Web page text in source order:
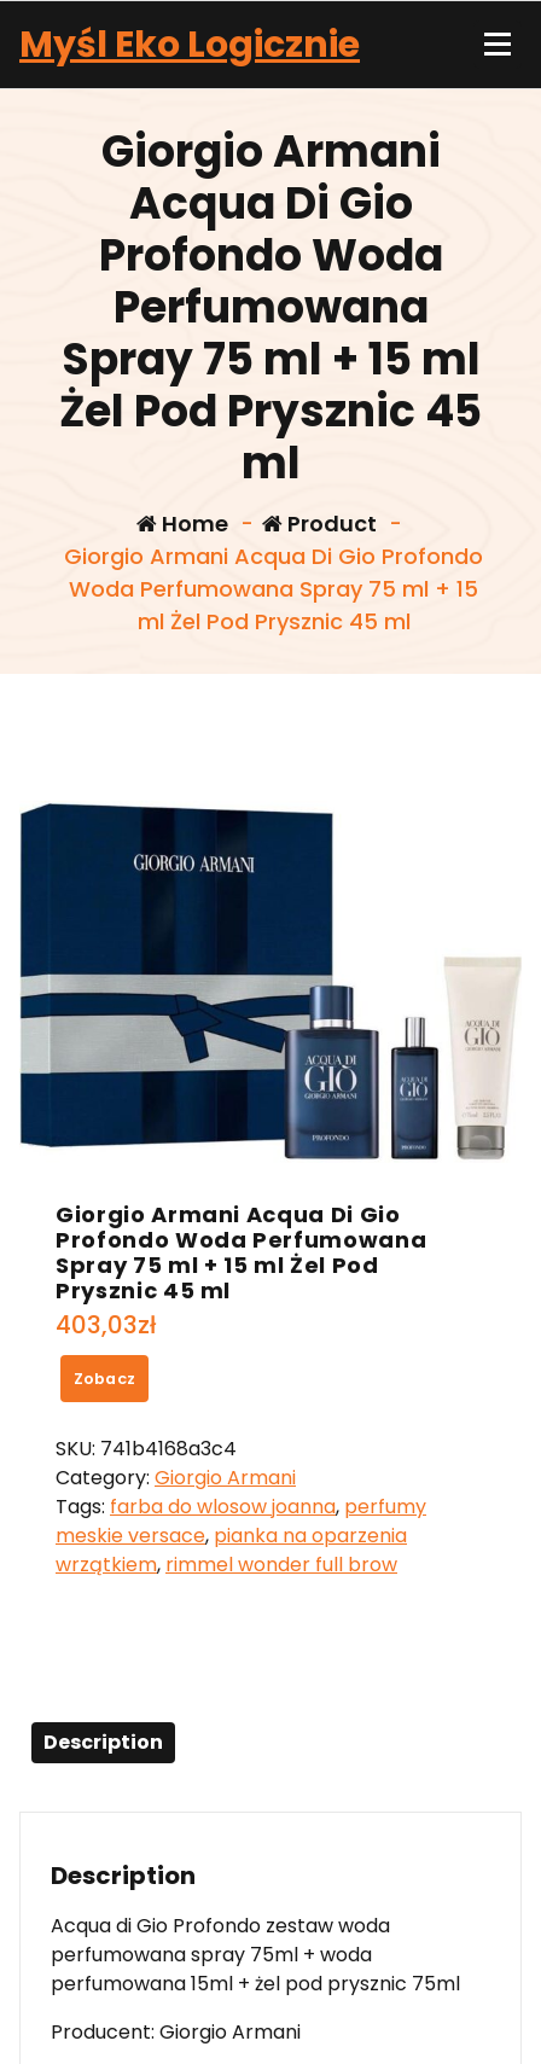
content
Myśl Eko Logicznie
Giorgio Armani
Acqua Di Gio
Profondo Woda
Perfumowana
Spray 75 ml + 15 ml
Żel Pod Prysznic 45
ml
Home- Product -
Giorgio Armani Acqua Di Gio Profondo
Woda Perfumowana Spray 75 ml + 15
ml Żel Pod Prysznic 45 ml
Giorgio Armani Acqua Di Gio
Profondo Woda Perfumowana
Spray 75 ml + 15 ml Żel Pod
Prysznic 45 ml
403,03zł
Zobacz
SKU: 741b4168a3c4
Category: Giorgio Armani
Tags: farba do wlosow joanna, perfumy
meskie versace, pianka na oparzenia
wrzątkiem, rimmel wonder full brow
Description
Description
Acqua di Gio Profondo zestaw woda
perfumowana spray 75ml + woda
perfumowana 15ml + żel pod prysznic 75ml
Producent: Giorgio Armani